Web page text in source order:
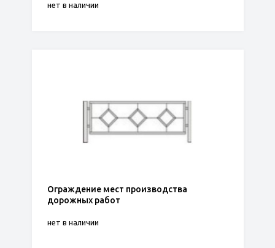
нет в наличии
Ограждение мест производства
дорожных работ
нет в наличии